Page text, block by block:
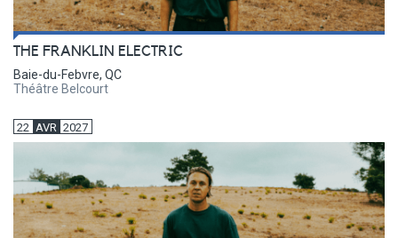
THE FRANKLIN ELECTRIC
Baie-du-Febvre, QC
Théâtre Belcourt
22 AVR 2027